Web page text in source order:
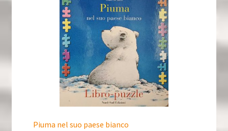
Piuma nel suo paese bianco